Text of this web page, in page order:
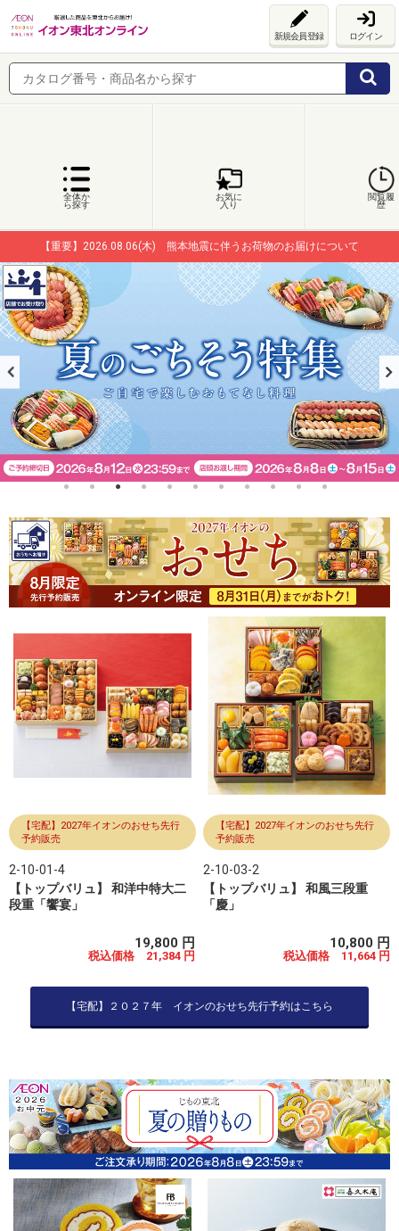
新規会員登録 ログイン
全体か
ら探す
お気に
入り
閲覧履
歴
【重要】2026.08.06(木) 熊本地震に伴うお荷物のお届けについて
【重要】2026.08.06(木) 熊本地震に伴うお荷物のお届けについて
【重要】2026.08.06(木) 熊本地震に伴うお荷物のお届けについて
【宅配】2027年イオンのおせち先行
予約販売
2-10-01-4
【トップバリュ】 和洋中特大二
段重「饗宴」
19,800 円
税込価格 21,384 円
【宅配】2027年イオンのおせち先行
予約販売
2-10-03-2
【トップバリュ】 和風三段重
「慶」
10,800 円
税込価格 11,664 円
【宅配】２０２７年 イオンのおせち先行予約はこちら